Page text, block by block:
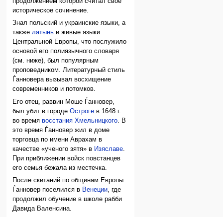
историческое сочинение.
Знал польский и украинские языки, а
такжелатынь и живые языки
Центральной Европы, что послужило
основой его полиязычного словаря
(см. ниже), был популярным
проповедником. Литературный стиль
Ѓанновера вызывал восхищение
современников и потомков.
Его отец, раввин Моше Ѓанновер,
был убит в городеОстроге в 1648 г.
во времявосстания Хмельницкого . В
это время Ѓанновер жил в доме
торговца по имени Аврахам в
качестве «ученого зятя» в Изяславе
При приближении войск повстанцев
его семья бежала из местечка.
После скитаний по общинам Европы
Ѓанновер поселился в Венеции, где
продолжил обучение в школе рабби
Давида Валенсина.